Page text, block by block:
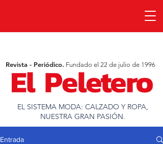
EL SISTEMA MODA: CALZADO Y ROPA,
NUESTRA GRAN PASIÓN.
Revista - Periódico. Fundado el 22 de julio de 1996
Entrada